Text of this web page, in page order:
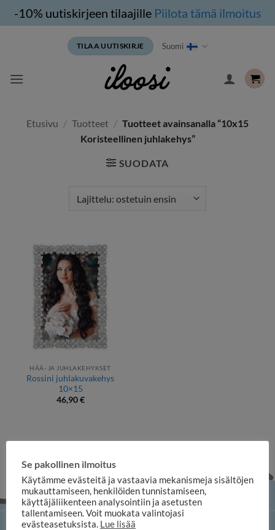
-10% uutiskirjeen tilaajille Piilota tämä ilmoitus
TILAA UUTISKIRJE Suomi
Etusivu / Tuotteet / Tuotteet avainsanalla “10x15
Koristeellinen juhlakehys”
SUODATA
HÄÄ- JA JUHLAKEHYKSET
Rossini juhlakuvakehys
10×15
46,90€
Se pakollinen ilmoitus
Käytämme evästeitä ja vastaavia mekanismeja sisältöjen
mukauttamiseen, henkilöiden tunnistamiseen,
käyttäjäliikenteen analysointiin ja asetusten
tallentamiseen. Voit muokata valintojasi
evästeasetuksista. Lue lisää